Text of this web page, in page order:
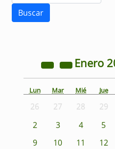
Enero
Lun Mar Mié Jue
26 27 28 29
2
3 4 5
9
10 11 12